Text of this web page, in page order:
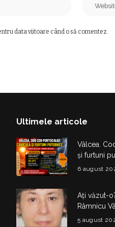
data viitoare când o să comentez.
Ultimele articole
Vâlcea.
și furtuni
6 august
Ați văzut-
Râmnicu
5 august